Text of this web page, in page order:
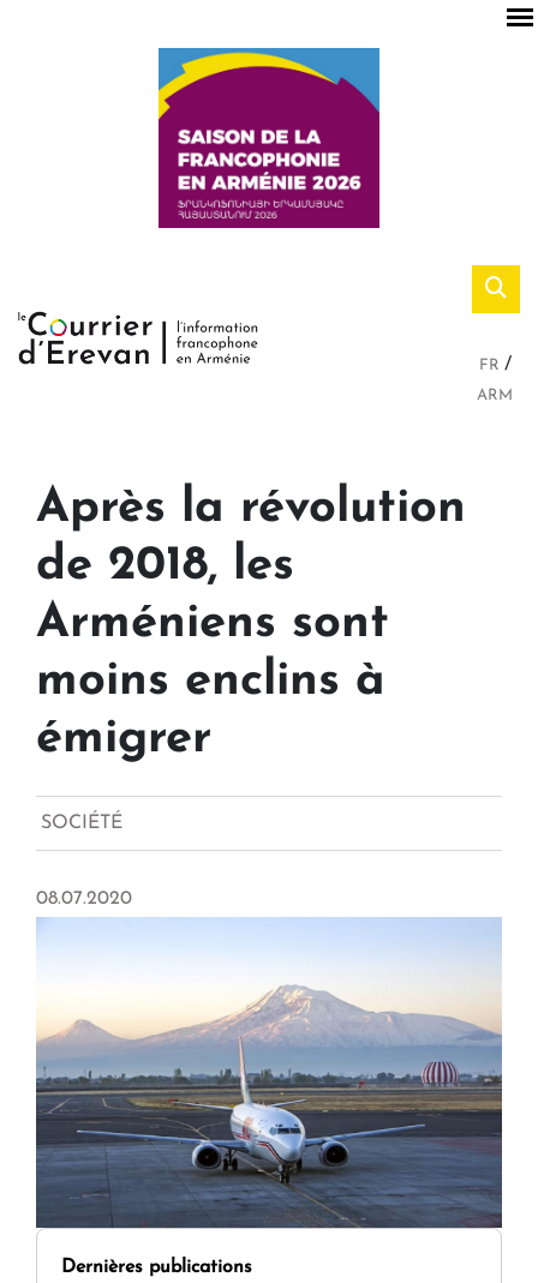
FR
ARM
Après la révolution
de 2018, les
Arméniens sont
moins enclins à
émigrer
SOCIÉTÉ
08.07.2020
Dernières publications